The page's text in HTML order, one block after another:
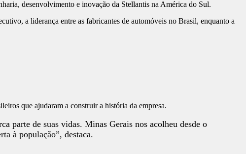
desenvolvimento e inovação da Stellantis na América do Sul.
a liderança entre as fabricantes de automóveis no Brasil, enquanto a
que ajudaram a construir a história da empresa.
parte de suas vidas. Minas Gerais nos acolheu desde o
à população”, destaca.